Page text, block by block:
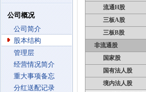
公司概况
公司简介
股本结构
管理层
经营情况简介
重大事项备忘
分红送配记录
流通H股
三板A股
三板B股
非流通股
国家股
国有法人股
境内法人股